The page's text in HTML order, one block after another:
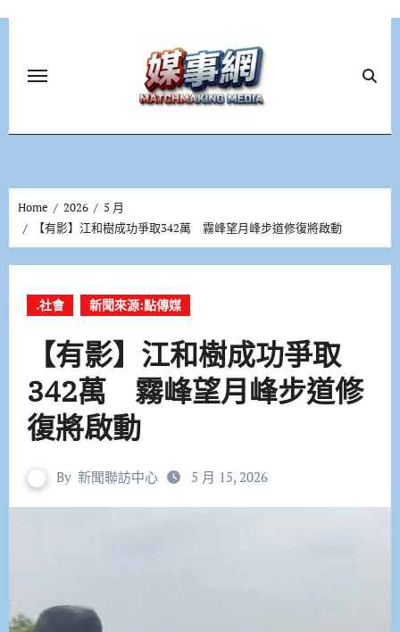
Home 2026
5 月
【有影】江和樹成功爭取342萬 霧峰望月峰步道修復將啟動
.社會 新聞來源:點傳媒
【有影】江和樹成功爭取
342萬 霧峰望月峰步道修
復將啟動
By 新聞聯訪中心 5 月 15, 2026